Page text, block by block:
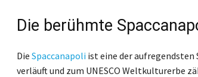
Die berühmte
Die Spaccanapoli ist eine der
verläuft und zum UNESCO Weltkulturerbe